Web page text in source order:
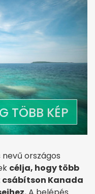
országos
célja, hogy több
Kanada